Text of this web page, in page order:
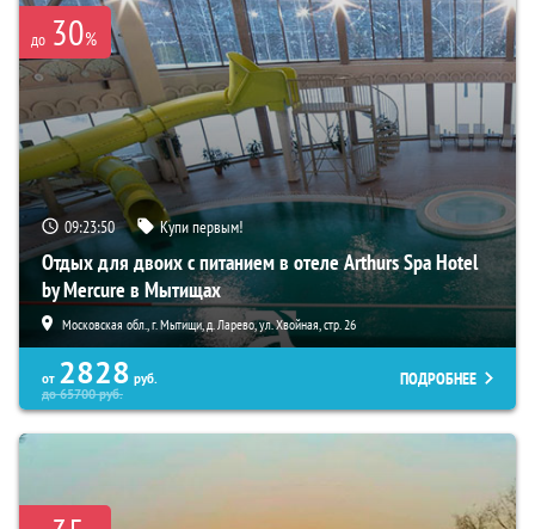
до 30%
09:23:48 Купи первым!
Отдых для двоих с питанием в отеле Arthurs Spa Hotel
by Mercure в Мытищах
Московская обл., г. Мытищи, д. Ларево, ул. Хвойная, стр. 26
от 2828 руб.
до65700руб.
ПОДРОБНЕЕ